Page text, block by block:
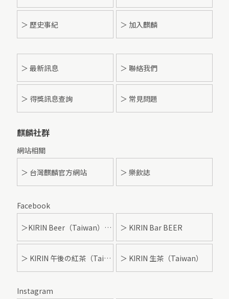
＞ 歷史事紀 ＞ 加入麒麟
＞ 最新訊息 ＞ 聯絡我們
＞ 得獎訊息查詢 ＞ 常見問題
麒麟社群
網站相關
＞ 台灣麒麟官方網站 ＞ 樂飲誌
Facebook
＞KIRIN Beer（Taiwan）- 麒麟啤酒 ＞ KIRIN Bar BEER
＞ KIRIN 午後の紅茶（Taiwan） ＞ KIRIN 生茶（Taiwan）
Instagram